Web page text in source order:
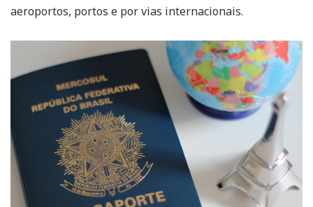
aeroportos, portos e por vias internacionais.